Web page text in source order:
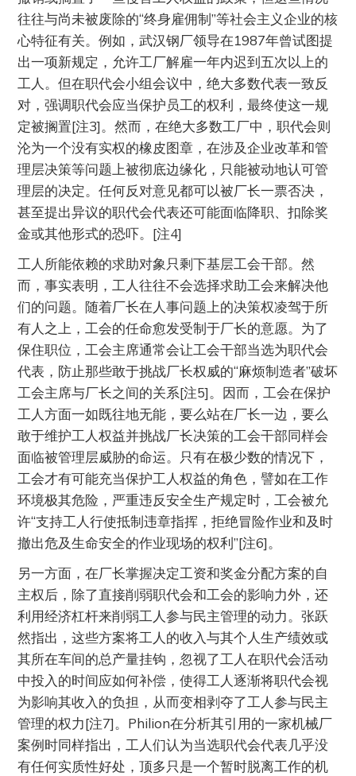
往往与尚未被废除的“终身雇佣制”等社会主义企业的核
心特征有关。例如，武汉钢厂领导在1987年曾试图提
出一项新规定，允许工厂解雇一年内迟到五次以上的
工人。但在职代会小组会议中，绝大多数代表一致反
对，强调职代会应当保护员工的权利，最终使这一规
定被搁置[注3]。然而，在绝大多数工厂中，职代会则
沦为一个没有实权的橡皮图章，在涉及企业改革和管
理层决策等问题上被彻底边缘化，只能被动地认可管
理层的决定。任何反对意见都可以被厂长一票否决，
甚至提出异议的职代会代表还可能面临降职、扣除奖
金或其他形式的恐吓。[注4]
工人所能依赖的求助对象只剩下基层工会干部。然
而，事实表明，工人往往不会选择求助工会来解决他
们的问题。随着厂长在人事问题上的决策权凌驾于所
有人之上，工会的任命愈发受制于厂长的意愿。为了
保住职位，工会主席通常会让工会干部当选为职代会
代表，防止那些敢于挑战厂长权威的“麻烦制造者”破坏
工会主席与厂长之间的关系[注5]。因而，工会在保护
工人方面一如既往地无能，要么站在厂长一边，要么
敢于维护工人权益并挑战厂长决策的工会干部同样会
面临被管理层威胁的命运。只有在极少数的情况下，
工会才有可能充当保护工人权益的角色，譬如在工作
环境极其危险，严重违反安全生产规定时，工会被允
许“支持工人行使抵制违章指挥，拒绝冒险作业和及时
撤出危及生命安全的作业现场的权利”[注6]。
另一方面，在厂长掌握决定工资和奖金分配方案的自
主权后，除了直接削弱职代会和工会的影响力外，还
利用经济杠杆来削弱工人参与民主管理的动力。张跃
然指出，这些方案将工人的收入与其个人生产绩效或
其所在车间的总产量挂钩，忽视了工人在职代会活动
中投入的时间应如何补偿，使得工人逐渐将职代会视
为影响其收入的负担，从而变相剥夺了工人参与民主
管理的权力[注7]。Philion在分析其引用的一家机械厂
案例时同样指出，工人们认为当选职代会代表几乎没
有任何实质性好处，顶多只是一个暂时脱离工作的机